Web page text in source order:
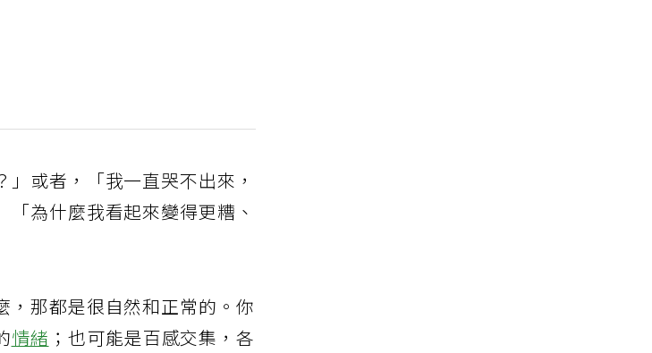
或者，「我一直哭不出來，
為什麼我看起來變得更糟、
那都是很自然和正常的。你
情緒 ；也可能是百感交集，各